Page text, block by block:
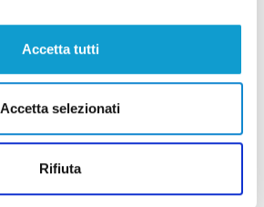
Accetta tutti
Accetta selezionati
Rifiuta